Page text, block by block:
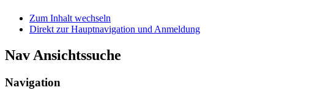
Zum Inhalt wechseln
Direkt zur Hauptnavigation und Anmeldung
Nav Ansichtssuche
Navigation